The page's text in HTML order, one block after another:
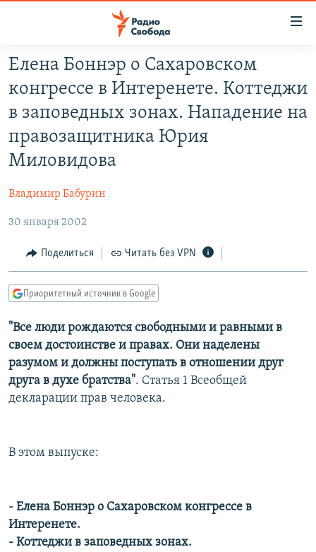
упрощенного
доступа
основному
содержанию
навигации
Вернутся
ПОДКАСТЫ
ЦИТАТЫ СВОБОДЫ
КУЛЬТУРА
IDEL.РЕАЛИИ
КАВКАЗ.РЕАЛИИ
СИБИРЬ.РЕАЛИИ
РАСПИСАНИЕ ВЕЩАНИЯ
ПОДПИШИТЕСЬ НА РАССЫЛКУ
Елена Боннэр о Сахаровском
конгрессе в Интеренете. Коттеджи
в заповедных зонах. Нападение на
правозащитника Юрия
Миловидова
Владимир Бабурин
30 января 2002
Поделиться Читать без VPN
Приоритетный источник в Google
"Все люди рождаются свободными и равными в
своем достоинстве и правах. Они наделены
разумом и должны поступать в отношении друг
друга в духе братства". Статья 1 Всеобщей
декларации прав человека.
В этом выпуске:
- Елена Боннэр о Сахаровском конгрессе в
Интеренете.
- Коттеджи в заповедных зонах.